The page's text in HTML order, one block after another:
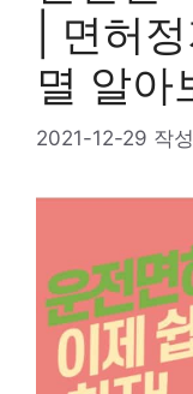
| 면허
멸 알아
2021-12-29 작